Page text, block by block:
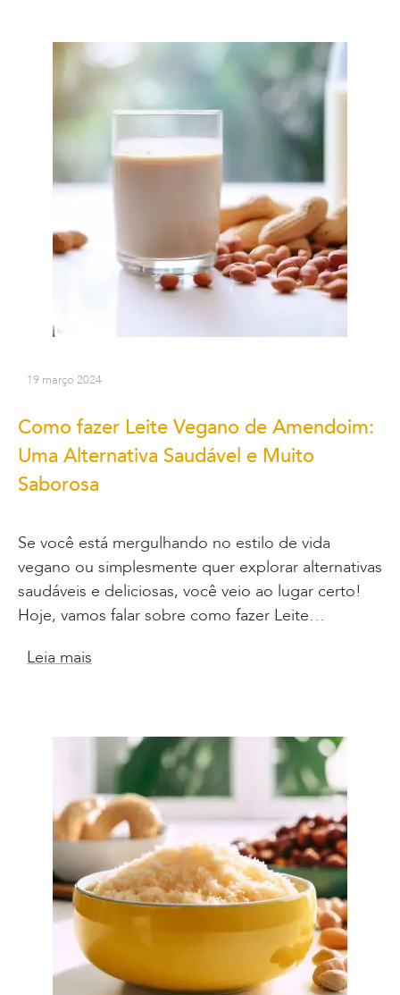
19 março 2024
Como fazer Leite Vegano de Amendoim:
Uma Alternativa Saudável e Muito
Saborosa
Se você está mergulhando no estilo de vida
vegano ou simplesmente quer explorar alternativas
saudáveis e deliciosas, você veio ao lugar certo!
Hoje, vamos falar sobre como fazer Leite…
Leia mais